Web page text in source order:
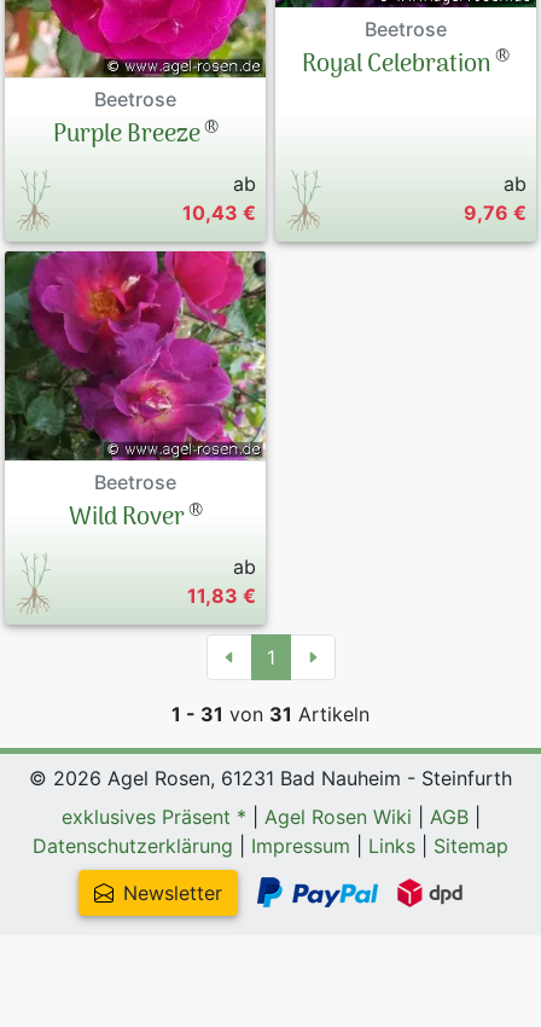
Beetrose
Purple Breeze®
ab
10,43 €
Beetrose
Royal Celebration®
ab
9,76 €
Beetrose
Wild Rover®
ab
11,83 €
1
1 - 31 von 31 Artikeln
© 2026 Agel Rosen, 61231 Bad Nauheim - Steinfurth
exklusives Präsent *
Agel Rosen Wiki AGB|
Datenschutzerklärung
Impressum Links
Sitemap
Newsletter